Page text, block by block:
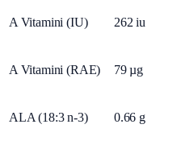
A Vitamini (IU) 262 iu
A Vitamini (RAE) 79 µg
ALA (18:3 n-3) 0.66 g